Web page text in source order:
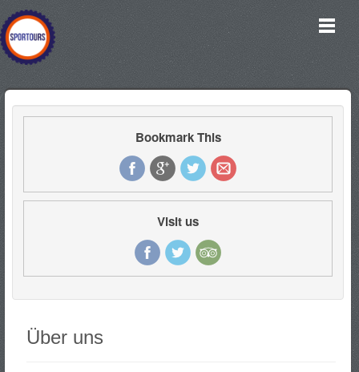
Bookmark This
Visit us
Über uns